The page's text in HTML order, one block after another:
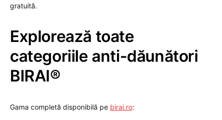
gratuită.
Explorează toate
categoriile anti-dăunători
BIRAI®
Gama completă disponibilă pe birai.ro: